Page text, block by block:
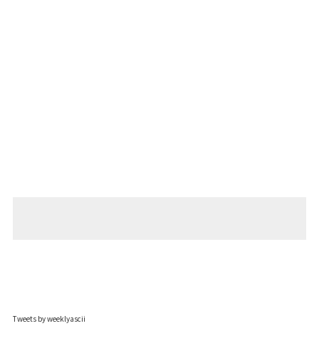
Tweets by weeklyascii